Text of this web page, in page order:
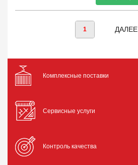
1 ДАЛЕЕ
Комплексные поставки
Сервисные услуги
Контроль качества